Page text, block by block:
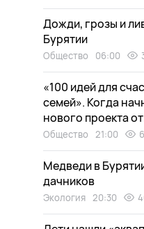
Дожди, грозы и
Бурятии
Общество 06:00
«100 идей для
семей». Когда
нового проекта
Общество 21:00
Медведи в
дачников
Экология 20:30